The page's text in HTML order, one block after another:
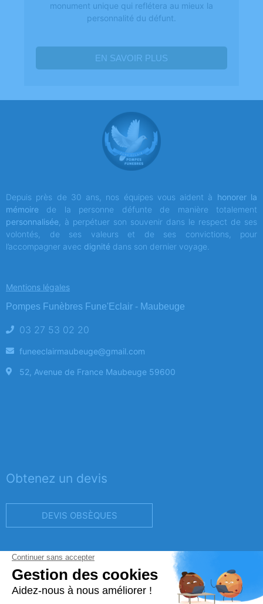
monument unique qui reflétera au mieux la
personnalité du défunt.
EN SAVOIR PLUS
Depuis près de 30 ans, nos équipes vous aident à honorer la
mémoire de la personne défunte de manière totalement
personnalisée , à perpétuer son souvenir dans le respect de ses
volontés, de ses valeurs et de ses convictions, pour
l’accompagner avec dignité dans son dernier voyage.
Mentions légales
Pompes Funèbres Fune'Eclair - Maubeuge
03 27 53 02 20
funeeclairmaubeuge@gmail.com
52, Avenue de France Maubeuge 59600
Obtenez un devis
DEVIS OBSÈQUES
DEVIS PRÉVOYANCE